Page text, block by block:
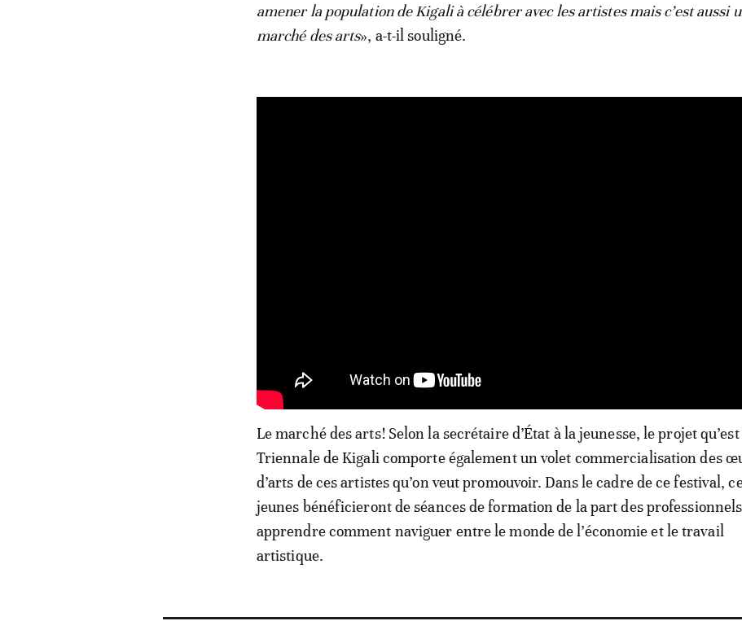
amener la population de Kigali à célébrer avec les artistes mais c’est aussi
marché des arts», a-t-il souligné.
Le marché des arts! Selon la secrétaire d’État à la jeunesse, le projet qu’est
Triennale de Kigali comporte également un volet commercialisation des
d’arts de ces artistes qu’on veut promouvoir. Dans le cadre de ce festival,
jeunes bénéficieront de séances de formation de la part des
apprendre comment naviguer entre le monde de l’économie et le travail
artistique.